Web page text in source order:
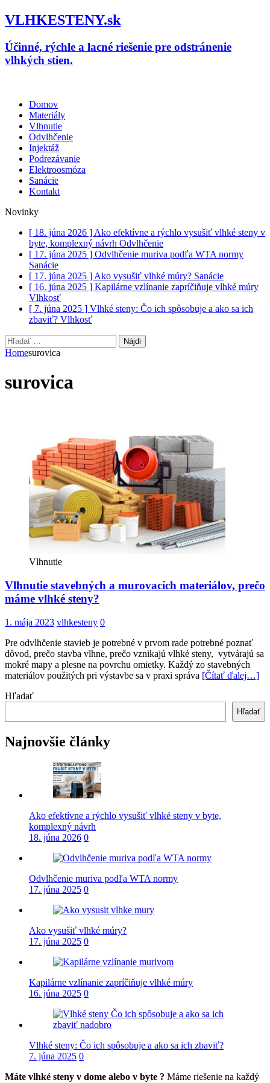
VLHKESTENY.sk
Účinné, rýchle a lacné riešenie pre odstránenie
vlhkých stien.
Domov
Materiály
Vlhnutie
Odvlhčenie
Injektáž
Podrezávanie
Elektroosmóza
Sanácie
Kontakt
Novinky
[ 18. júna 2026 ] Ako efektívne a rýchlo vysušiť vlhké steny v
byte, komplexný návrh Odvlhčenie
[ 17. júna 2025 ] Odvlhčenie muriva podľa WTA normy
Sanácie
[ 17. júna 2025 ] Ako vysušiť vlhké múry? Sanácie
[ 16. júna 2025 ] Kapilárne vzlínanie zapríčiňuje vlhké múry
Vlhkosť
[ 7. júna 2025 ] Vlhké steny: Čo ich spôsobuje a ako sa ich
zbaviť? Vlhkosť
Hľadať:
Homesurovica
surovica
Vlhnutie
Vlhnutie stavebných a murovacích materiálov, prečo
máme vlhké steny?
1. mája 2023 vlhkesteny 0
Pre odvlhčenie stavieb je potrebné v prvom rade potrebné poznať
dôvod, prečo stavba vlhne, prečo vznikajú vlhké steny, vytvárajú sa
mokré mapy a plesne na povrchu omietky. Každý zo stavebných
materiálov použitých pri výstavbe sa v praxi správa [Čítať ďalej…]
Hľadať
Hľadať
Najnovšie články
Ako efektívne a rýchlo vysušiť vlhké steny v byte,
komplexný návrh
18. júna 2026 0
Odvlhčenie muriva podľa WTA normy
17. júna 2025 0
Ako vysušiť vlhké múry?
17. júna 2025 0
Kapilárne vzlínanie zapríčiňuje vlhké múry
16. júna 2025 0
Vlhké steny: Čo ich spôsobuje a ako sa ich zbaviť?
7. júna 2025 0
Máte vlhké steny v dome alebo v byte ? Máme riešenie na každý